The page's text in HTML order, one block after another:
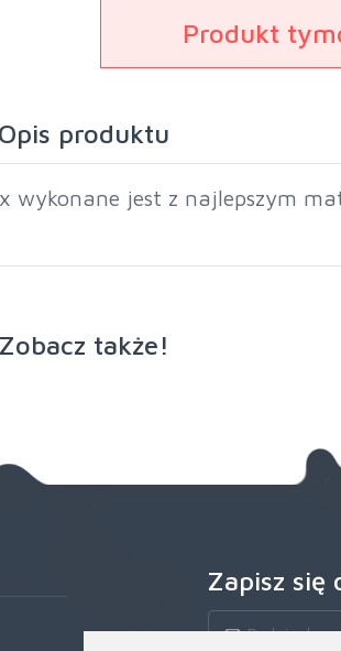
Produkt
Opis produktu
jest z najlepszym
Zobacz także!
Zapisz się